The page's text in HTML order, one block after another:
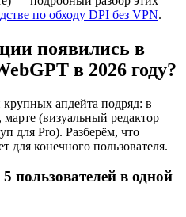
по обходу DPI без VPN.
появились в
в 2026 году?
апдейта подряд: в
(визуальный редактор
для Pro). Разберём, что
для конечного пользователя.
пользователей в одной